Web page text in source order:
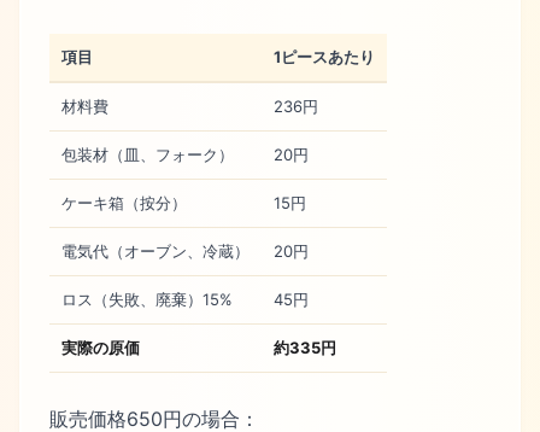
項目 1ピースあたり
材料費 236円
包装材（皿、フォーク） 20円
ケーキ箱（按分） 15円
電気代（オーブン、冷蔵） 20円
ロス（失敗、廃棄）15% 45円
実際の原価 約335円
販売価格650円の場合：